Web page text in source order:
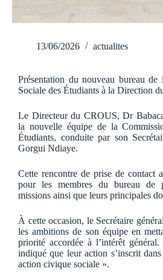
13/06/2026 actualites
Présentation du nouveau bureau de
Sociale des Étudiants à la Direction
Le Directeur du CROUS, Dr
la nouvelle équipe de la
Étudiants, conduite par son
Gorgui Ndiaye.
Cette rencontre de prise de contact
pour les membres du bureau de
missions ainsi que leurs principales
À cette occasion, le Secrétaire
les ambitions de son équipe en
priorité accordée à l’intérêt
indiqué que leur action s’inscrit
action civique sociale ».